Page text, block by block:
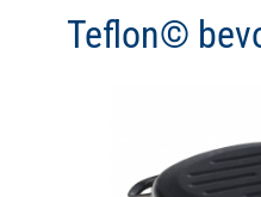
Teflon©